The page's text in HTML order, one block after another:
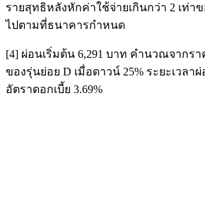
รายสุทธิหลังหักค่าใช้จ่ายเกินกว่า 2 เท่า
ไปตามที่ธนาคารกำหนด
[4] ผ่อนเริ่มต้น 6,291 บาท คำนวณจากรา
ของรุ่นย่อย D เมื่อดาวน์ 25% ระยะเวลา
อัตราดอกเบี้ย 3.69%